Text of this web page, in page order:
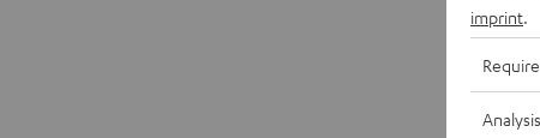
imprint.
Analysis